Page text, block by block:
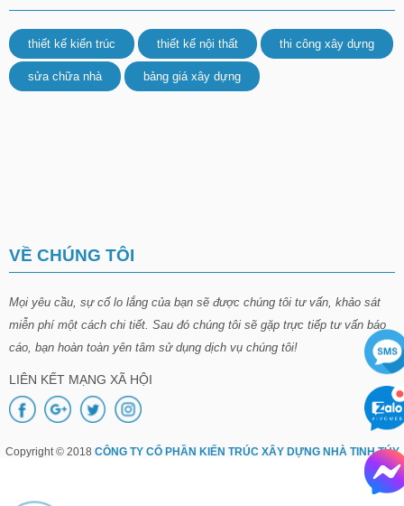
thiết kế kiến trúc thiết kế nội thất thi công xây dựng
sửa chữa nhà bảng giá xây dựng
VỀ CHÚNG TÔI
Mọi yêu cầu, sự cố lo lắng của bạn sẽ được chúng tôi tư vấn, khảo sát
miễn phí một cách chi tiết. Sau đó chúng tôi sẽ gặp trực tiếp tư vấn báo
cáo, bạn hoàn toàn yên tâm sử dụng dịch vụ chúng tôi!
LIÊN KẾT MẠNG XÃ HỘI
Copyright © 2018 CÔNG TY CỔ PHẦN KIẾN TRÚC XÂY DỰNG NHÀ TINH TÚY